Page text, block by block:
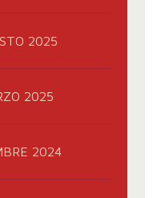
2025
2025
2024